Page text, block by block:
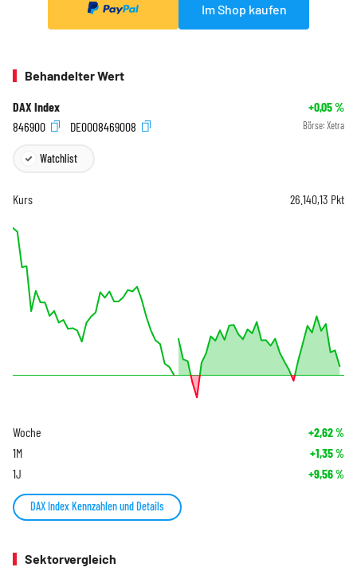
Im Shop kaufen
Behandelter Wert
DAX Index +0,05%
846900
DE0008469008 Börse: Xetra
Watchlist
Kurs 26.140,13 Pkt
Woche +2,62%
1M +1,35%
1J +9,56%
DAX Index Kennzahlen und Details
Sektorvergleich